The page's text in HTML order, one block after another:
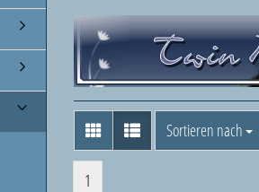
Sortieren nach
Sortieren nach
1